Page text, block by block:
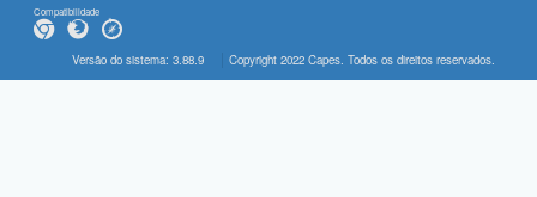
Compatibilidade
Versão do sistema: 3.88.9 Copyright 2022 Capes. Todos os direitos reservados.